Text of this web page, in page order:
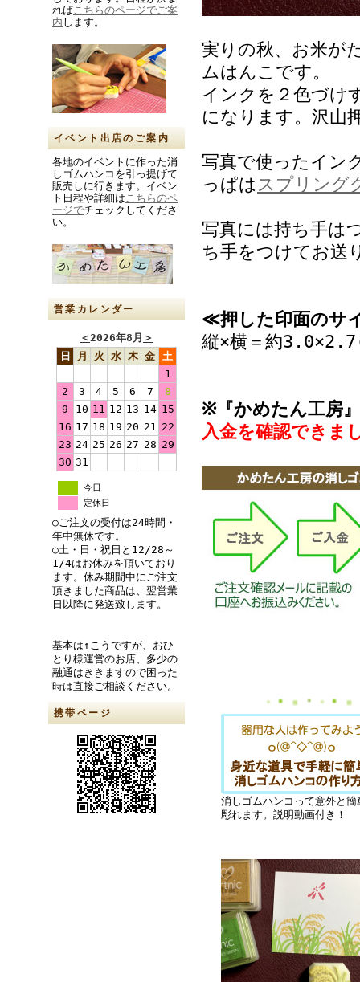
ればこちらのページでご案
内 します。
イベント出店のご案内
各地のイベントに作った消
しゴムハンコを引っ提げて
販売しに行きます。イベン
ト日程や詳細はこちらのペ
ージでチェックしてくださ
い。
営業カレンダー
＜2026年8月 ＞
日
月 火 水 木 金 土
1
2
3 4 5 6 7
8
9
10 11 12 13 14 15
16 17 18 19 20 21 22
23 24 25 26 27 28 29
30 31
今日
定休日
○ご注文の受付は24時間・
年中無休です。
○土・日・祝日と12/28～
1/4はお休みを頂いており
ます。休み期間中にご注文
頂きました商品は、翌営業
日以降に発送致します。
基本は↑こうですが、おひ
とり様運営のお店、多少の
融通はききますので困った
時は直接ご相談ください。
携帯ページ
実りの秋、お米が
ムはんこです。
インクを２色づけ
になります。沢山
写真で使ったイ
っぱは スプリング
写真には持ち手は
ち手をつけてお送
≪押した印面のサ
縦×横＝約
※『かめたん工房
入金を確認できま
消しゴムハンコって意外と簡
彫れます。説明動画付き！